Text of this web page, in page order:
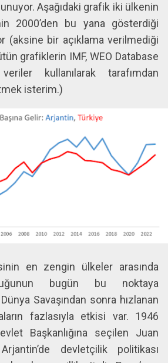
Aşağıdaki grafik iki ülkenin
2000’den bu yana gösterdiği
(aksine bir açıklama verilmediği
grafiklerin IMF, WEO Database
kullanılarak tarafımdan
isterim.)
en zengin ülkeler arasında
bugün bu noktaya
Savaşından sonra hızlanan
fazlasıyla etkisi var. 1946
Başkanlığına seçilen Juan
devletçilik politikası